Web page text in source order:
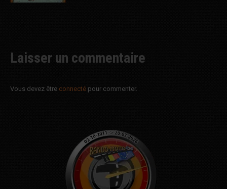
Laisser un commentaire
Vous devez être connecté pour commenter.